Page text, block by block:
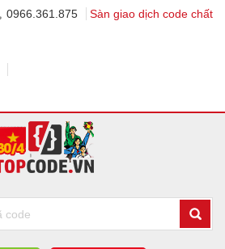
0966.361.875 Sàn giao dịch code chất